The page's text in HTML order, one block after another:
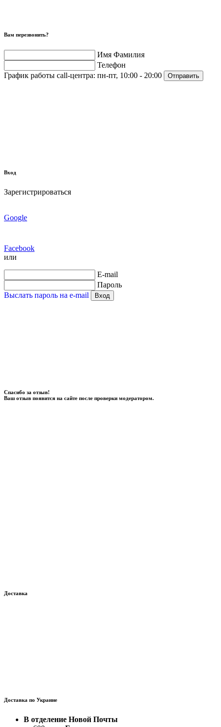
Вам перезвонить?
Имя Фамилия
Телефон
График работы call-центра: пн-пт, 10:00 - 20:00 Отправить
Вход
Зарегистрироваться
Google
Facebook
или
E-mail
Пароль
Выслать пароль на e-mail
Вход
Спасибо за отзыв!
Ваш отзыв появится на сайте после проверки модератором.
Доставка
Доставка по Украине
В отделение Новой Почты